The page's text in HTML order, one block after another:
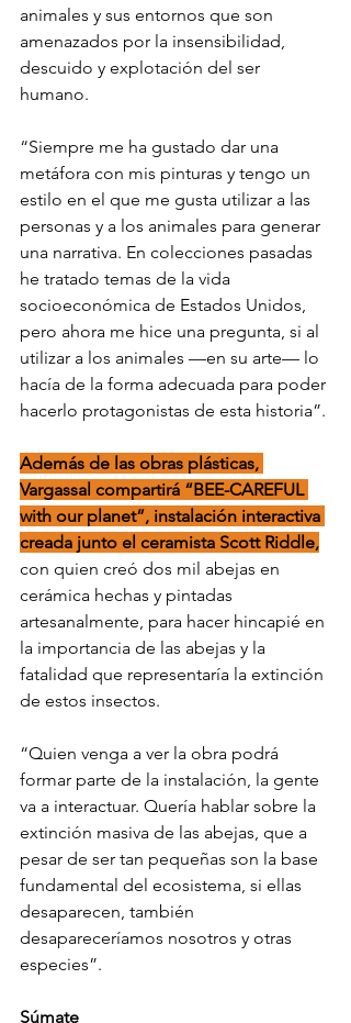
animales y sus entornos que son
amenazados por la insensibilidad,
descuido y explotación del ser
humano.
“Siempre me ha gustado dar una
metáfora con mis pinturas y tengo un
estilo en el que me gusta utilizar a las
personas y a los animales para generar
una narrativa. En colecciones pasadas
he tratado temas de la vida
socioeconómica de Estados Unidos,
pero ahora me hice una pregunta, si al
utilizar a los animales —en su arte— lo
hacía de la forma adecuada para poder
hacerlo protagonistas de esta historia”.
Además de las obras plásticas,
Vargassal compartirá “BEE-CAREFUL
with our planet”, instalación interactiva
creada junto el ceramista Scott Riddle,
con quien creó dos mil abejas en
cerámica hechas y pintadas
artesanalmente, para hacer hincapié en
la importancia de las abejas y la
fatalidad que representaría la extinción
de estos insectos.
“Quien venga a ver la obra podrá
formar parte de la instalación, la gente
va a interactuar. Quería hablar sobre la
extinción masiva de las abejas, que a
pesar de ser tan pequeñas son la base
fundamental del ecosistema, si ellas
desaparecen, también
desapareceríamos nosotros y otras
especies”.
Súmate